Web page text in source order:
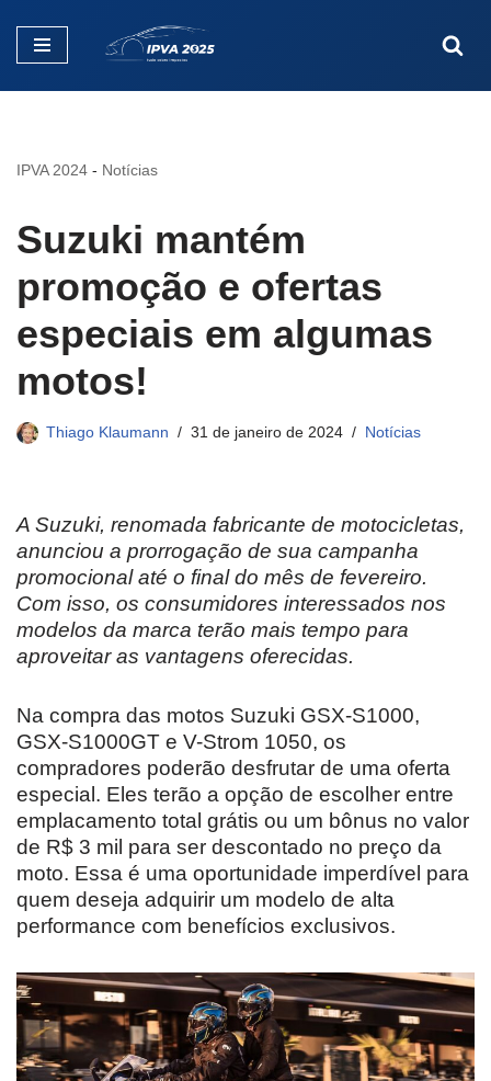
Pular
IPVA 2024 - Notícias
Suzuki mantém
promoção e ofertas
especiais em algumas
motos!
Thiago Klaumann 31 de janeiro de 2024 Notícias
A Suzuki, renomada fabricante de motocicletas,
anunciou a prorrogação de sua campanha
promocional até o final do mês de fevereiro.
Com isso, os consumidores interessados nos
modelos da marca terão mais tempo para
aproveitar as vantagens oferecidas.
Na compra das motos Suzuki GSX-S1000,
GSX-S1000GT e V-Strom 1050, os
compradores poderão desfrutar de uma oferta
especial. Eles terão a opção de escolher entre
emplacamento total grátis ou um bônus no valor
de R$ 3 mil para ser descontado no preço da
moto. Essa é uma oportunidade imperdível para
quem deseja adquirir um modelo de alta
performance com benefícios exclusivos.